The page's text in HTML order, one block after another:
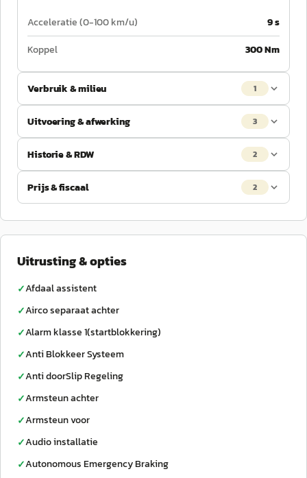
Acceleratie (0-100 km/u)
9 s
Koppel
300 Nm
Verbruik & milieu 1
Uitvoering & afwerking 3
Historie & RDW 2
Prijs & fiscaal 2
Uitrusting & opties
✓Afdaal assistent
✓Airco separaat achter
✓Alarm klasse 1(startblokkering)
✓Anti Blokkeer Systeem
✓Anti doorSlip Regeling
✓Armsteun achter
✓Armsteun voor
✓Audio installatie
✓Autonomous Emergency Braking